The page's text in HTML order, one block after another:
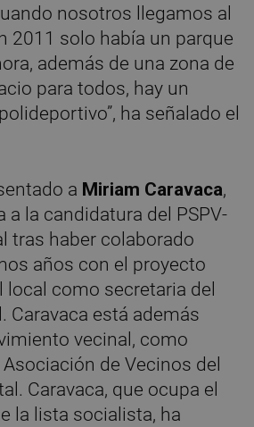
nosotros llegamos al
2011 solo había un parque
además de una zona de
para todos, hay un
ha señalado el
a Miriam Caravaca,
a la candidatura del PSPV-
tras haber colaborado
años con el proyecto
local como secretaria del
Caravaca está además
vecinal, como
de Vecinos del
Caravaca, que ocupa el
la lista socialista, ha